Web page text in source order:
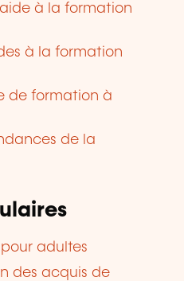
à la formation
à la formation
de formation à
de la
pour adultes
des acquis de